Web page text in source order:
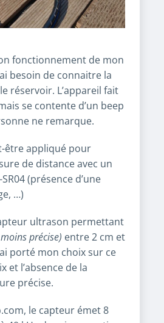
fonctionnement de mon
besoin de connaitre la
réservoir. L’appareil fait
se contente d’un beep
ne remarque.
être appliqué pour
de distance avec un
(présence d’une
…)
ultrason permettant
précise) entre 2 cm et
porté mon choix sur ce
et l’absence de la
précise.
le capteur émet 8